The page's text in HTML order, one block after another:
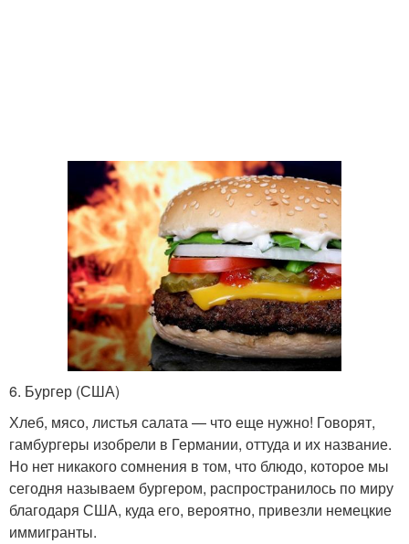
6. Бургер (США)
Хлеб, мясо, листья салата — что еще нужно! Говорят,
гамбургеры изобрели в Германии, оттуда и их название.
Но нет никакого сомнения в том, что блюдо, которое мы
сегодня называем бургером, распространилось по миру
благодаря США, куда его, вероятно, привезли немецкие
иммигранты.